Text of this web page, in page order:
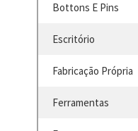
Bottons E Pins
Escritório
Fabricação Própria
Ferramentas